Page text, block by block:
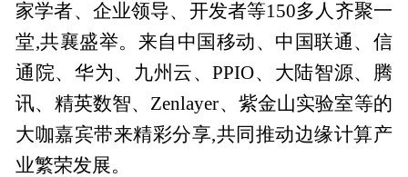
家学者、企业领导、开发者等150多人齐聚一
堂,共襄盛举。来自中国移动、中国联通、信
通院、华为、九州云、PPIO、大陆智源、腾
讯、精英数智、Zenlayer、紫金山实验室等的
大咖嘉宾带来精彩分享,共同推动边缘计算产
业繁荣发展。